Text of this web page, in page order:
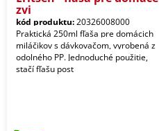
zvi
kód produktu:20326008000
Praktická 250ml fľaša pre domácich
miláčikov s dávkovačom, vyrobená z
odolného PP. Jednoduché použitie,
stačí fľašu post